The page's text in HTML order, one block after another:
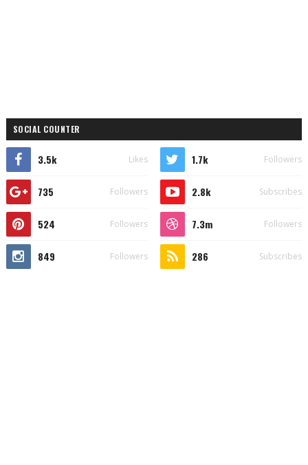
SOCIAL COUNTER
3.5k Likes 1.7k Followers
735 Followers 2.8k Subscribes
524 Followers 7.3m Followers
849 Followers 286 Subscribes